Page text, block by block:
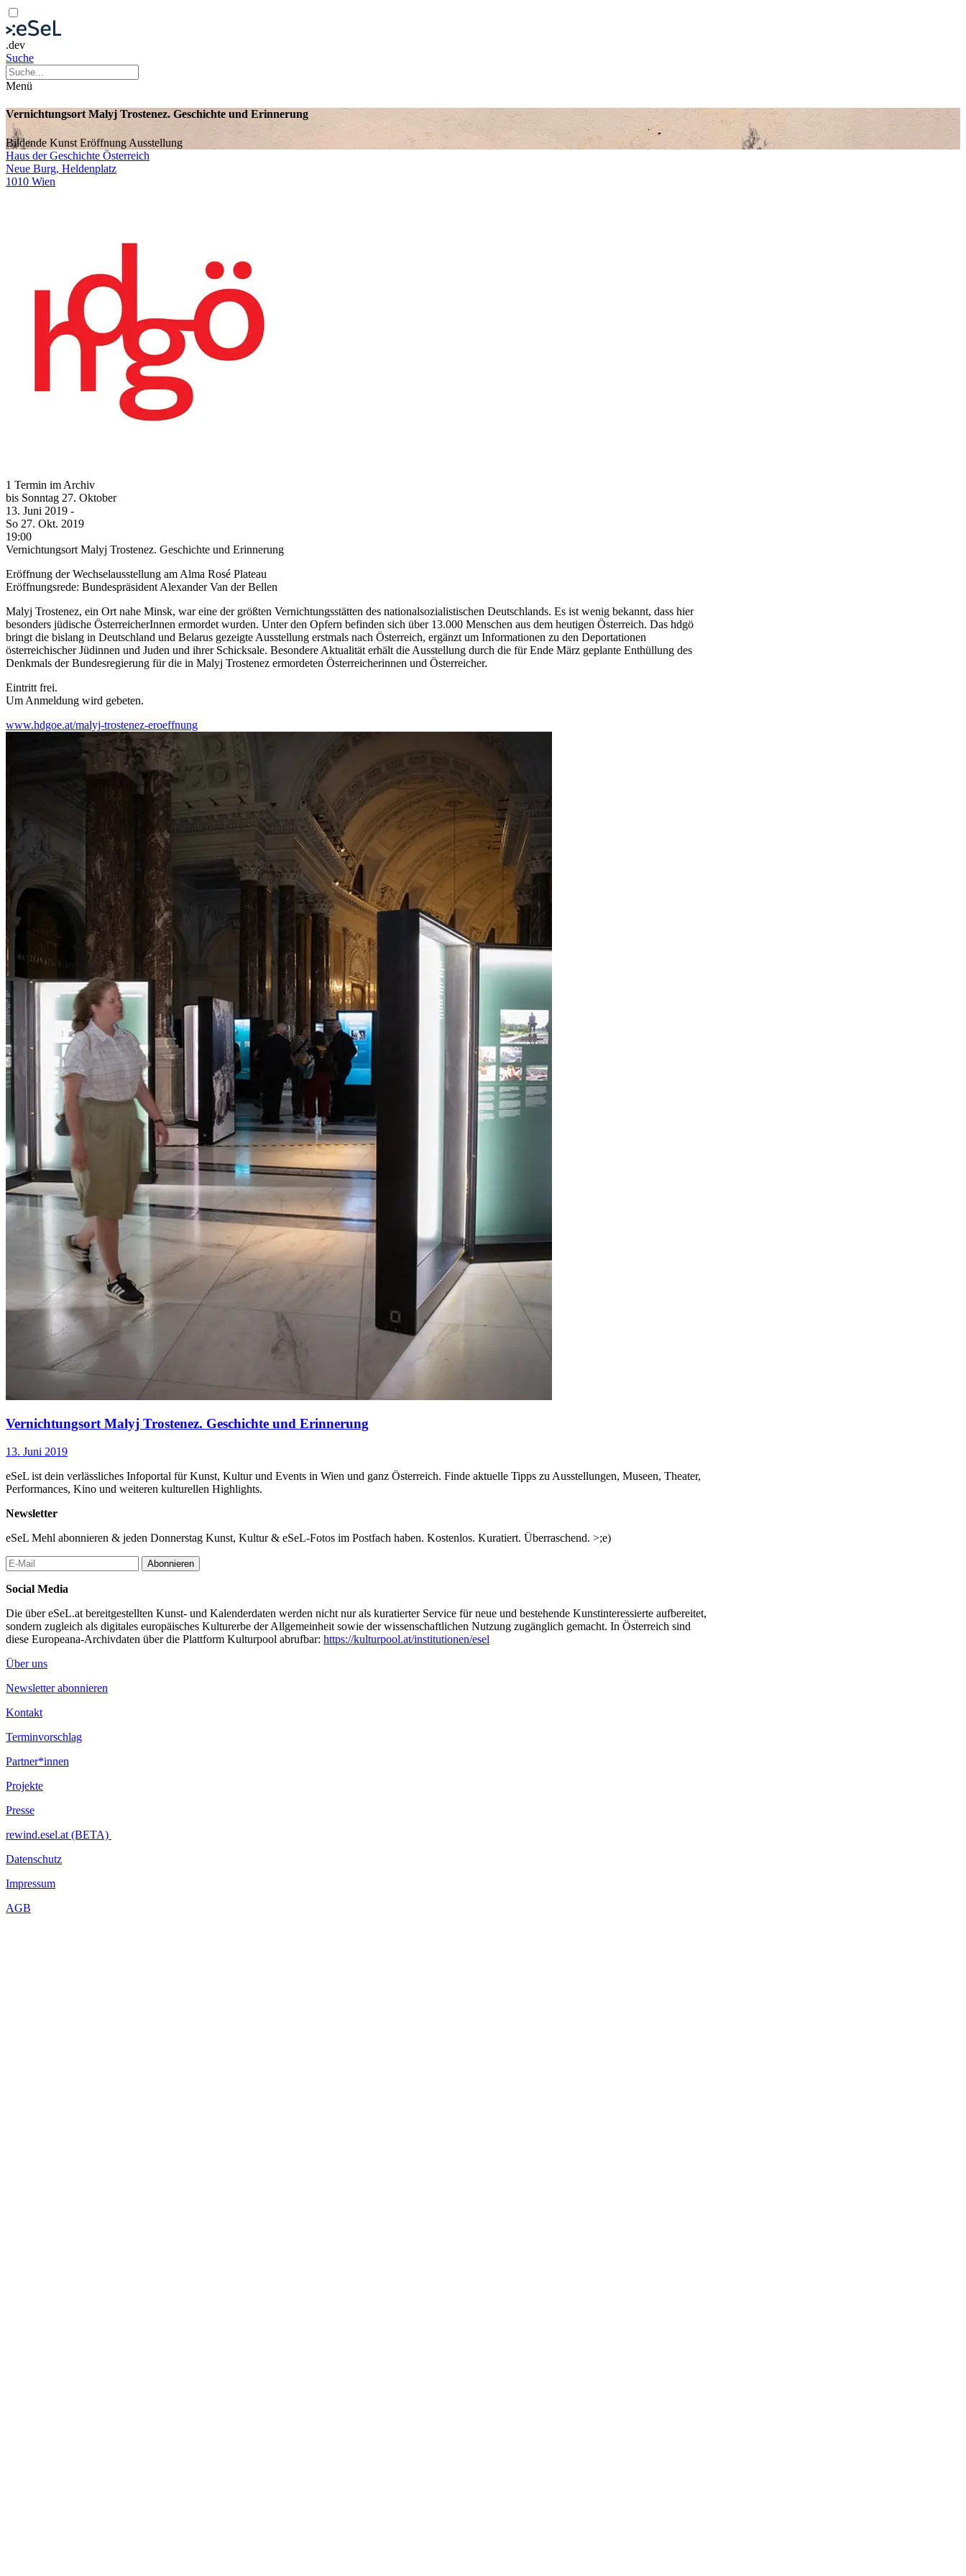
.dev
Suche
Menü
Vernichtungsort Malyj Trostenez. Geschichte und Erinnerung
Bildende Kunst Eröffnung Ausstellung
Haus der Geschichte Österreich
Neue Burg, Heldenplatz
1010 Wien
1 Termin im Archiv
bis Sonntag 27. Oktober
13. Juni 2019 -
So 27. Okt. 2019
19:00
Vernichtungsort Malyj Trostenez. Geschichte und Erinnerung
Eröffnung der Wechselausstellung am Alma Rosé Plateau
Eröffnungsrede: Bundespräsident Alexander Van der Bellen
Malyj Trostenez, ein Ort nahe Minsk, war eine der größten Vernichtungsstätten des nationalsozialistischen Deutschlands. Es ist wenig bekannt, dass hier
besonders jüdische ÖsterreicherInnen ermordet wurden. Unter den Opfern befinden sich über 13.000 Menschen aus dem heutigen Österreich. Das hdgö
bringt die bislang in Deutschland und Belarus gezeigte Ausstellung erstmals nach Österreich, ergänzt um Informationen zu den Deportationen
österreichischer Jüdinnen und Juden und ihrer Schicksale. Besondere Aktualität erhält die Ausstellung durch die für Ende März geplante Enthüllung des
Denkmals der Bundesregierung für die in Malyj Trostenez ermordeten Österreicherinnen und Österreicher.
Eintritt frei.
Um Anmeldung wird gebeten.
www.hdgoe.at/malyj-trostenez-eroeffnung
Vernichtungsort Malyj Trostenez. Geschichte und Erinnerung
13. Juni 2019
eSeL ist dein verlässliches Infoportal für Kunst, Kultur und Events in Wien und ganz Österreich. Finde aktuelle Tipps zu Ausstellungen, Museen, Theater,
Performances, Kino und weiteren kulturellen Highlights.
Newsletter
eSeL Mehl abonnieren & jeden Donnerstag Kunst, Kultur & eSeL-Fotos im Postfach haben. Kostenlos. Kuratiert. Überraschend. >;e)
Abonnieren
Social Media
Die über eSeL.at bereitgestellten Kunst- und Kalenderdaten werden nicht nur als kuratierter Service für neue und bestehende Kunstinteressierte aufbereitet,
sondern zugleich als digitales europäisches Kulturerbe der Allgemeinheit sowie der wissenschaftlichen Nutzung zugänglich gemacht. In Österreich sind
diese Europeana-Archivdaten über die Plattform Kulturpool abrufbar: https://kulturpool.at/institutionen/esel
Über uns
Newsletter abonnieren
Kontakt
Terminvorschlag
Partner*innen
Projekte
Presse
rewind.esel.at (BETA)
Datenschutz
Impressum
AGB